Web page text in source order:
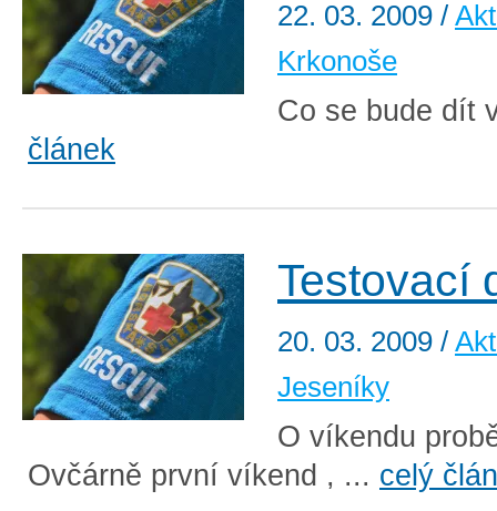
22. 03. 2009 /
Krkonoše
Co se bude dít
článek
Testovací
20. 03. 2009 /
Jeseníky
O víkendu
Ovčárně první víkend , ... celý